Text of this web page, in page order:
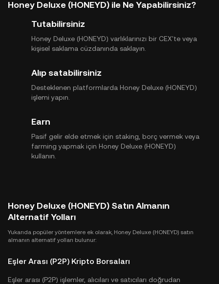
Honey Deluxe (HONEYD) ile Ne Yapabilirsiniz?
Tutabilirsiniz
Honey Deluxe (HONEYD) varlıklarınızı bir CEX'te veya
kişisel saklama cüzdanında saklayın.
Alıp satabilirsiniz
Desteklenen platformlarda Honey Deluxe (HONEYD)
işlemi yapın.
Earn
Pasif gelir elde etmek için staking, borç vermek veya
farming yapmak için Honey Deluxe (HONEYD)
kullanın.
Honey Deluxe (HONEYD) Satın Almanın
Alternatif Yolları
Yukarıda popüler yöntemlere ek olarak, Honey Deluxe (HONEYD) satın
almanın alternatif yolları bulunur:
Eşler Arası (P2P) Kripto Borsaları
Eşler arası (P2P) işlemler, alıcıları ve satıcıları doğrudan